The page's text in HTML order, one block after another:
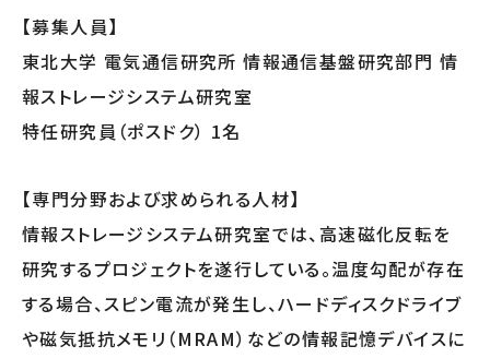
【募集人員】
東北大学 電気通信研究所 情報通信基盤研究部門 情
報ストレージシステム研究室
特任研究員（ポスドク） 1名
【専門分野および求められる人材】
情報ストレージシステム研究室では、高速磁化反転を
研究するプロジェクトを遂行している。温度勾配が存在
する場合、スピン電流が発生し、ハードディスクドライブ
や磁気抵抗メモリ（MRAM）などの情報記憶デバイスに